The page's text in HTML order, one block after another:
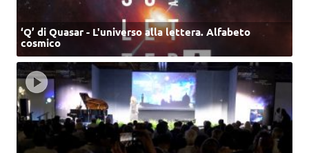
‘Q’ di Quasar - L'universo alla lettera. Alfabeto
cosmico